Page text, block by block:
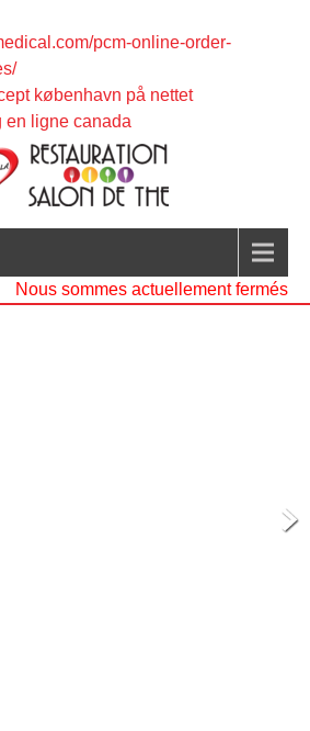
pcm-online-order-
københavn på nettet
en ligne canada
Nous sommes actuellement fermés